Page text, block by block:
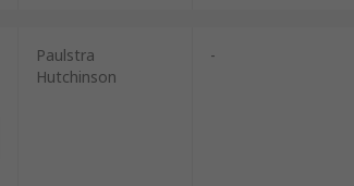
Paulstra
Hutchinson
-